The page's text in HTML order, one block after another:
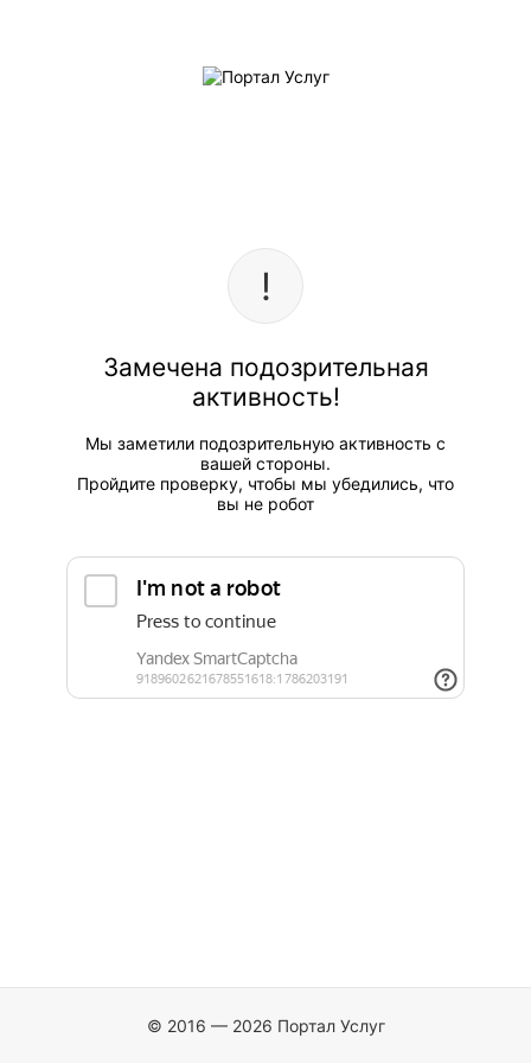
Замечена подозрительная
активность!
Мы заметили подозрительную активность с
вашей стороны.
Пройдите проверку, чтобы мы убедились, что
вы не робот
© 2016 — 2026 Портал Услуг